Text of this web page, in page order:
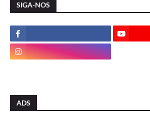
SIGA-NOS
ADS